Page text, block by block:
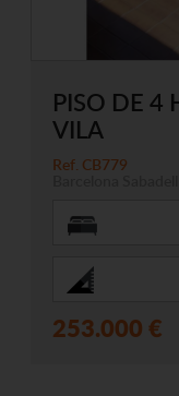
PISO DE 4
VILA
Ref. CB779
253.000 €